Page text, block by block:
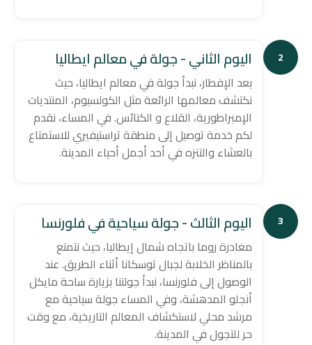
2 اليوم الثاني - جولة في معالم ايطاليا
بعد الإفطار، نبدأ جولة في معالم ايطاليا، حيث
نكتشف معالمها الرائعة مثل الكولسيوم، المنتديات
الإمبراطورية، القلاع و الكنائس. في المساء، نقدم
لكم خدمة توصيل إلى منطقة تراستيفيري للاستمتاع
بالعشاء والتنزه في أحد أجمل أحياء المدينة.
3 اليوم الثالث - جولة سياحية في فلورنسا
مغادرة روما باتجاه شمال إيطاليا، حيث نتمتع
بالمناظر الخلابة لجبال توسكانا أثناء الطريق. عند
الوصول إلى فلورنسا، نبدأ جولتنا بزيارة ساحة مايكل
أنجلو المدهشة، وفي المساء جولة سياحية مع
مرشد محلي لاستكشاف المعالم التاريخية، مع وقت
حر للتجول في المدينة.